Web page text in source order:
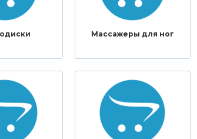
Массажеры для ног